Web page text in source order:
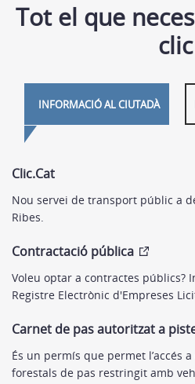
Tot el que
clic
INFORMACIÓ AL CIUTADÀ
Clic.Cat
Nou servei de transport públic a
Ribes.
Contractació pública
Voleu optar a contractes públics?
Registre Electrònic d'Empreses
Carnet de pas autoritzat a
És un permís que permet l’accés
forestals de pas restringit amb